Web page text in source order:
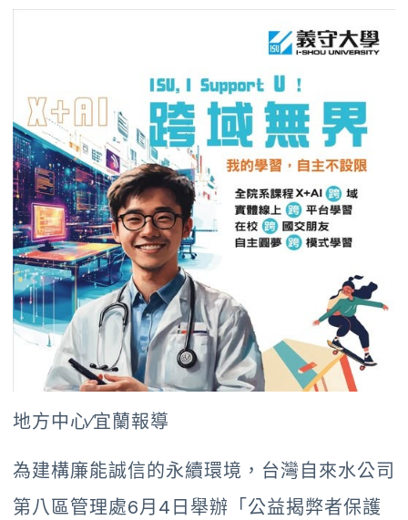
地方中心∕宜蘭報導
為建構廉能誠信的永續環境，台灣自來水公司
第八區管理處6月4日舉辦「公益揭弊者保護